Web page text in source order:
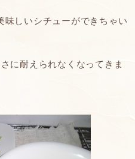
味しいシチューができちゃい
に耐えられなくなってきま